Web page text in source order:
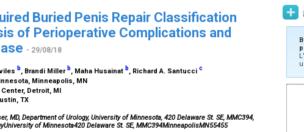
Buried Penis Repair Classification
of Perioperative Complications and
- 29/08/18
b, Brandi Miller b, Maha Husainat b, Richard A. Santucci c
Minneapolis, MN
Detroit, MI
TX
MD, Department of Urology, University of Minnesota, 420 Delaware St. SE, MMC394,
of Minnesota420 Delaware St. SE, MMC394MinneapolisMN55455